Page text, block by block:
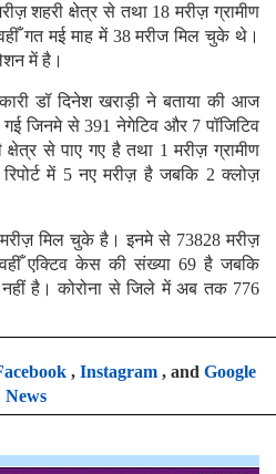
शहरी क्षेत्र से तथा 18 मरीज़ ग्रामीण
गत मई माह में 38 मरीज मिल चुके थे।
में है।
डॉ दिनेश खराड़ी ने बताया की आज
गई जिनमे से 391 नेगेटिव और 7 पॉजिटिव
से पाए गए है तथा 1 मरीज़ ग्रामीण
में 5 नए मरीज़ है जबकि 2 क्लोज़
मिल चुके है। इनमे से 73828 मरीज़
एक्टिव केस की संख्या 69 है जबकि
नहीं है। कोरोना से जिले में अब तक 776
, Instagram, and Google
News